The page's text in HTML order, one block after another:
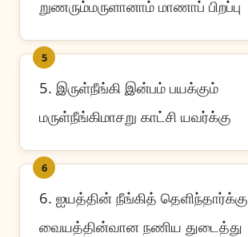
றுணரும்மருளானாம் மாணாப் பிறப்பு
5
5. இருள்நீங்கி இன்பம் பயக்கும்
மருள்நீங்கிமாசறு காட்சி யவர்க்கு
6
6. ஐயத்தின் நீங்கித் தெளிந்தார்க்கு
வையத்தின்வான நணிய துடைத்து